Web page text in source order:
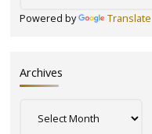
Powered by Translate
Archives